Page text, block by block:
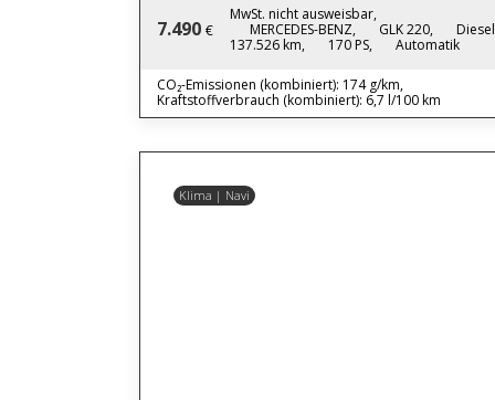
7.490 €
MwSt. nicht ausweisbar,
MERCEDES-BENZ,
GLK 220,
137.526 km,
170 PS, Automatik
CO₂-Emissionen (kombiniert): 174 g/km,
Kraftstoffverbrauch (kombiniert): 6,7 l/100 km
Klima | Navi